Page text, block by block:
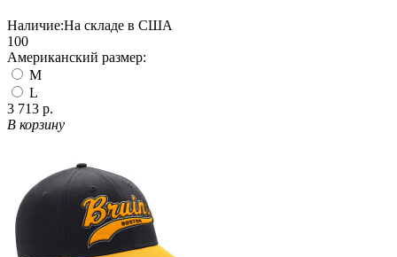
Наличие:На складе в США
100
Американский размер:
M
L
3 713 р.
В корзину